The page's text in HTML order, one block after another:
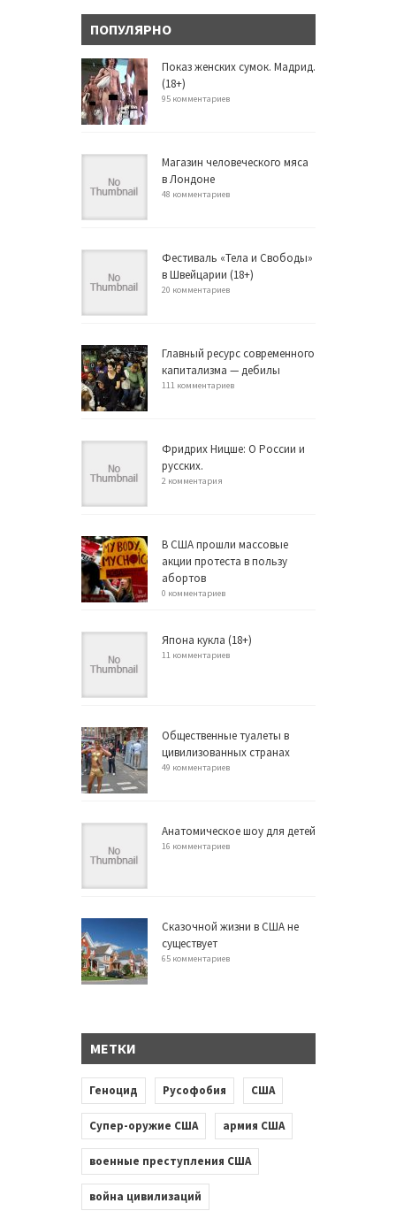
ПОПУЛЯРНО
Показ женских сумок. Мадрид.
(18+)
95 комментариев
Магазин человеческого мяса
в Лондоне
48 комментариев
Фестиваль «Тела и Свободы»
в Швейцарии (18+)
20 комментариев
Главный ресурс современного
капитализма — дебилы
111 комментариев
Фридрих Ницше: О России и
русских.
2 комментария
В США прошли массовые
акции протеста в пользу
абортов
0 комментариев
Япона кукла (18+)
11 комментариев
Общественные туалеты в
цивилизованных странах
49 комментариев
Анатомическое шоу для детей
16 комментариев
Сказочной жизни в США не
существует
65 комментариев
МЕТКИ
Геноцид Русофобия США
Супер-оружие США армия США
военные преступления США
война цивилизаций